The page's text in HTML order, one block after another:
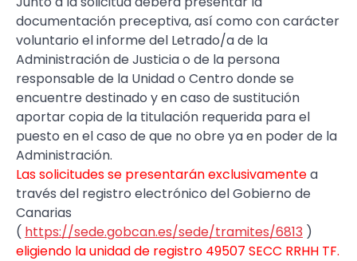
documentación preceptiva, así como con carácter
voluntario el informe del Letrado/a de la
Administración de Justicia o de la persona
responsable de la Unidad o Centro donde se
encuentre destinado y en caso de sustitución
aportar copia de la titulación requerida para el
puesto en el caso de que no obre ya en poder de la
Administración.
Las solicitudes se presentarán exclusivamentea
través del registro electrónico del Gobierno de
Canarias
( https://sede.gobcan.es/sede/tramites/6813 )
eligiendo la unidad de registro 49507 SECC RRHH TF.